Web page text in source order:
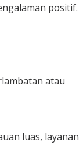
positif.
atau
luas, layanan